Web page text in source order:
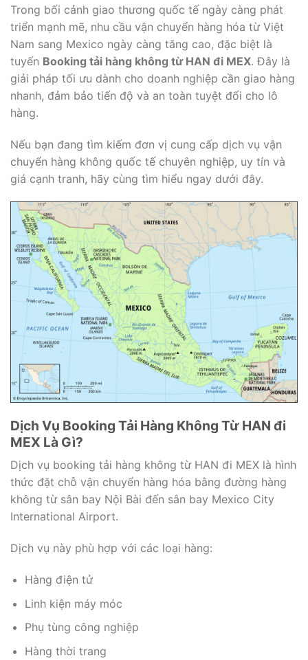
Trong bối cảnh giao thương quốc tế ngày càng phát
triển mạnh mẽ, nhu cầu vận chuyển hàng hóa từ Việt
Nam sang Mexico ngày càng tăng cao, đặc biệt là
tuyến Booking tải hàng không từ HAN đi MEX. Đây là
giải pháp tối ưu dành cho doanh nghiệp cần giao hàng
nhanh, đảm bảo tiến độ và an toàn tuyệt đối cho lô
hàng.
Nếu bạn đang tìm kiếm đơn vị cung cấp dịch vụ vận
chuyển hàng không quốc tế chuyên nghiệp, uy tín và
giá cạnh tranh, hãy cùng tìm hiểu ngay dưới đây.
Dịch Vụ Booking Tải Hàng Không Từ HAN đi
MEX Là Gì?
Dịch vụ booking tải hàng không từ HAN đi MEX là hình
thức đặt chỗ vận chuyển hàng hóa bằng đường hàng
không từ sân bay Nội Bài đến sân bay Mexico City
International Airport.
Dịch vụ này phù hợp với các loại hàng:
Hàng điện tử
Linh kiện máy móc
Phụ tùng công nghiệp
Hàng thời trang